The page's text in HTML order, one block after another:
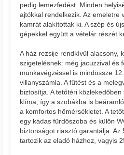
pedig lemezfedést. Minden
ajtókkal rendelkezik. Az emeletre
kamrát alakítottak ki. A szép és
gépekkel együtt a vételár részét
A ház rezsije rendkívül alacsony,
szigetelésnek: még jacuzzival és
munkavégzéssel is mindössze
villanyszámla. A fűtést és a
biztosítja. A tetőtéri
klíma, így a szobákba is
a komfortos hőmérsékletet. A
egy kádas fürdőszoba és külön
biztonságot riasztó garantálja. Az
tartozik az eladó házhoz, vagyis